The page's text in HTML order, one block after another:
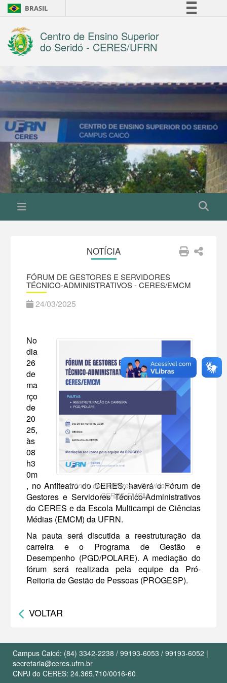
BRASIL
Comunica BR
Legislação
Centro de Ensino Superior
do Seridó - CERES/UFRN
NOTÍCIA
FÓRUM DE GESTORES E SERVIDORES
TÉCNICO-ADMINISTRATIVOS - CERES/EMCM
24/03/2025
Fórum de Gestores e Servidores -
CERES-EMCM
No
dia
26
de
ma
rço
de
20
25,
às
08
h3
0m
, no Anfiteatro do CERES, haverá o Fórum de
Gestores e Servidores Técnico-Administrativos
do CERES e da Escola Multicampi de Ciências
Médias (EMCM) da UFRN.
Na pauta será discutida a reestruturação da
carreira e o Programa de Gestão e
Desempenho (PGD/POLARE). A mediação do
fórum será realizada pela equipe da Pró-
Reitoria de Gestão de Pessoas (PROGESP).
VOLTAR
Campus Caicó: (84) 3342-2238 / 99193-6053 / 99193-6052 |
secretaria@ceres.ufrn.br
CNPJ do CERES: 24.365.710/0016-60